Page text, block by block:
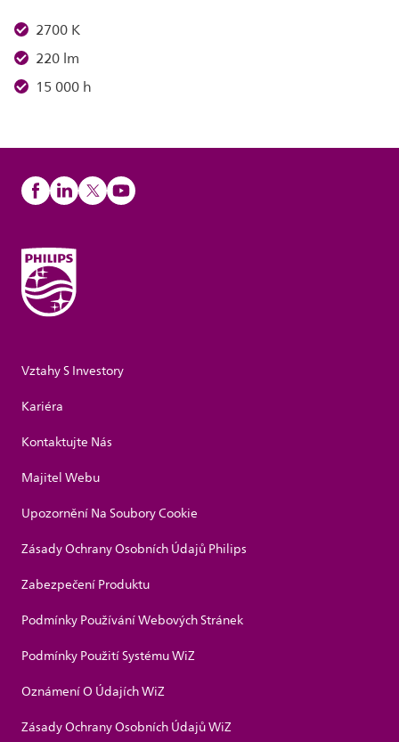
2700 K
220 lm
15 000 h
Vztahy S Investory
Kariéra
Kontaktujte Nás
Majitel Webu
Upozornění Na Soubory Cookie
Zásady Ochrany Osobních Údajů Philips
Zabezpečení Produktu
Podmínky Používání Webových Stránek
Podmínky Použití Systému WiZ
Oznámení O Údajích WiZ
Zásady Ochrany Osobních Údajů WiZ